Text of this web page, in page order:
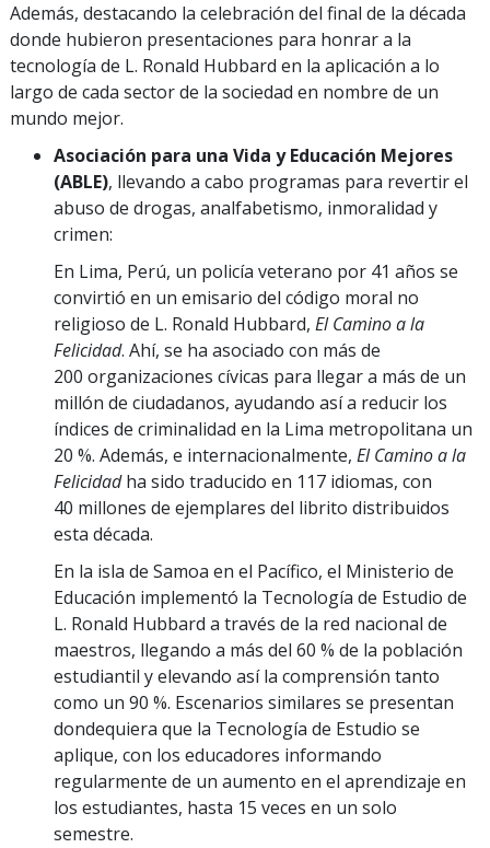
Además, destacando la celebración del final de la década
donde hubieron presentaciones para honrar a la
tecnología de L. Ronald Hubbard en la aplicación a lo
largo de cada sector de la sociedad en nombre de un
mundo mejor.
Asociación para una Vida y Educación Mejores
(ABLE), llevando a cabo programas para revertir el
abuso de drogas, analfabetismo, inmoralidad y
crimen:
En Lima, Perú, un policía veterano por 41 años se
convirtió en un emisario del código moral no
religioso de L. Ronald Hubbard, El Camino a la
Felicidad. Ahí, se ha asociado con más de
200 organizaciones cívicas para llegar a más de un
millón de ciudadanos, ayudando así a reducir los
índices de criminalidad en la Lima metropolitana un
20 %. Además, e internacionalmente, El Camino a la
Felicidadha sido traducido en 117 idiomas, con
40 millones de ejemplares del librito distribuidos
esta década.
En la isla de Samoa en el Pacífico, el Ministerio de
Educación implementó la Tecnología de Estudio de
L. Ronald Hubbard a través de la red nacional de
maestros, llegando a más del 60 % de la población
estudiantil y elevando así la comprensión tanto
como un 90 %. Escenarios similares se presentan
dondequiera que la Tecnología de Estudio se
aplique, con los educadores informando
regularmente de un aumento en el aprendizaje en
los estudiantes, hasta 15 veces en un solo
semestre.